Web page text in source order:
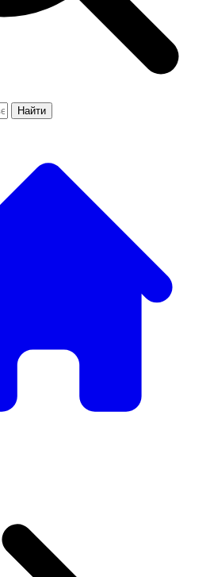
Найти